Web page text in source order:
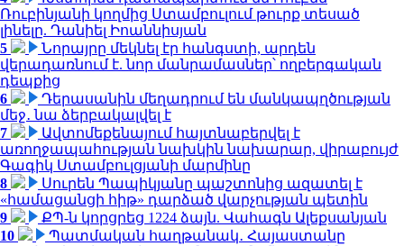
Ռուբինյանի կողմից Ստամբուլում թուրք տեսած
լինելը. Դանիել Իոաննիսյան
5
Նորայրը մեկնել էր հանգստի, արդեն
վերադառնում է. նոր մանրամասներ՝ ողբերգական
դեպքից
6
Դերասանին մեղադրում են մանկապղծության
մեջ․ նա ձերբակալվել է
7
Ավտոմեքենայում հայտնաբերվել է
առողջապահության նախկին նախարար, վիրաբույժ
Գագիկ Ստամբուլցյանի մարմինը
8
Սուրեն Պապիկյանը պաշտոնից ազատել է
«համացանցի հիթ» դարձած վարչության պետին
9
ՔՊ-ն կորցրեց 1224 ձայն. Վահագն Ալեքսանյան
10
Պատմական հաղթանակ․ Հայաստանը